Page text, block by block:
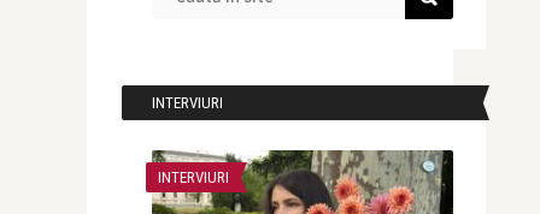
INTERVIURI
INTERVIURI